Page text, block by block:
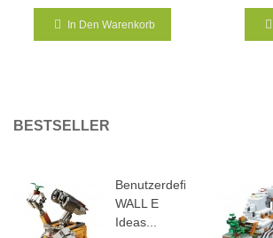
In Den Warenkorb
BESTSELLER
Benutzerdefiniertes
WALL E
Ideas...